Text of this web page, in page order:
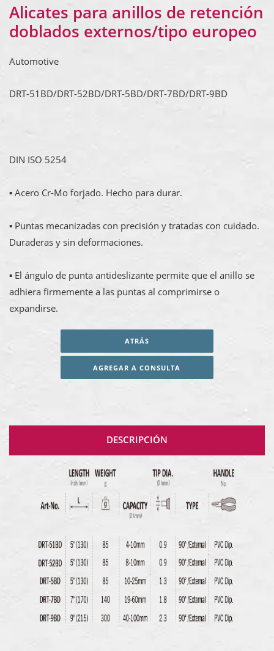
Alicates para anillos de retención
doblados externos/tipo europeo
Automotive
DRT-51BD/DRT-52BD/DRT-5BD/DRT-7BD/DRT-9BD
DIN ISO 5254
▪ Acero Cr-Mo forjado. Hecho para durar.
▪ Puntas mecanizadas con precisión y tratadas con cuidado.
Duraderas y sin deformaciones.
▪ El ángulo de punta antideslizante permite que el anillo se
adhiera firmemente a las puntas al comprimirse o
expandirse.
ATRÁS
AGREGAR A CONSULTA
DESCRIPCIÓN